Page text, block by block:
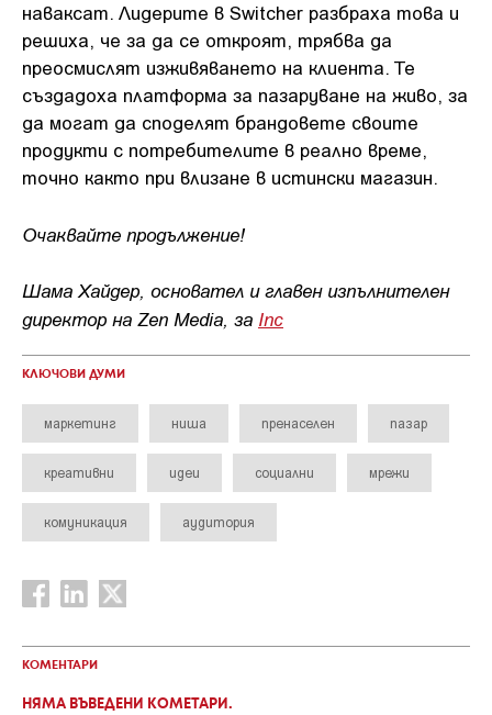
наваксат. Лидерите в Switcher разбраха това и
решиха, че за да се откроят, трябва да
преосмислят изживяването на клиента. Те
създадоха платформа за пазаруване на живо, за
да могат да споделят брандовете своите
продукти с потребителите в реално време,
точно както при влизане в истински магазин.
Очаквайте продължение!
Шама Хайдер, основател и главен изпълнителен
директор на Zen Media, за Inc
КЛЮЧОВИ ДУМИ
маркетинг ниша пренаселен пазар
креативни идеи социални мрежи
комуникация аудитория
КОМЕНТАРИ
НЯМА ВЪВЕДЕНИ КОМЕТАРИ.